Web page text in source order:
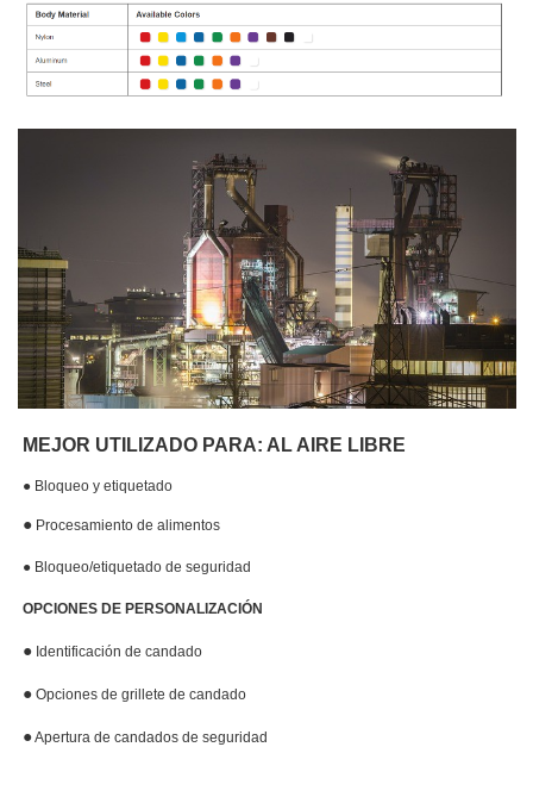
MEJOR UTILIZADO PARA: AL AIRE LIBRE
● Bloqueo y etiquetado
● Procesamiento de alimentos
● Bloqueo/etiquetado de seguridad
OPCIONES DE PERSONALIZACIÓN
● Identificación de candado
● Opciones de grillete de candado
●Apertura de candados de seguridad